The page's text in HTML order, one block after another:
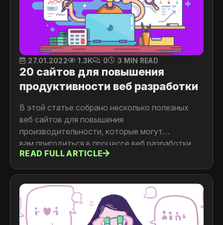
27.01.2022 1.3K 0 3 MIN READ
20 сайтов для повышения
продуктивности веб разработки
В этой статье собрано несколько полезных
веб сайтов для повышения
производительности, которые могут
вам пригодиться в процессе веб разработки
READ FULL ARTICLE